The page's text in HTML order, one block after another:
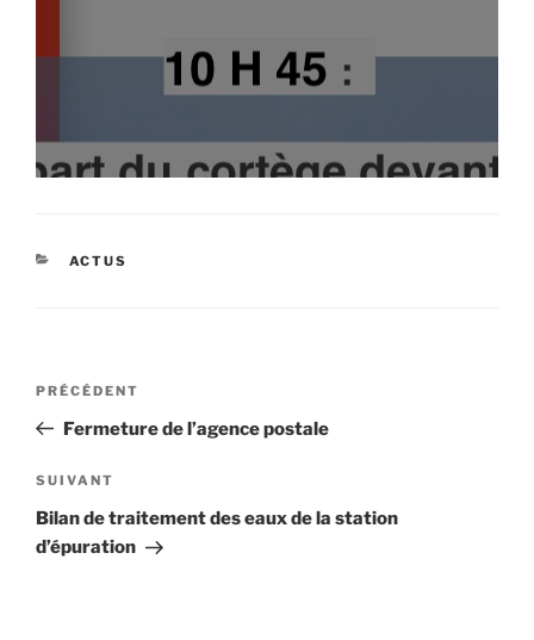
CATÉGORIES
ACTUS
Navigation
l’article
Article
précédent
PRÉCÉDENT
Fermeture de l’agence postale
Article
suivant
SUIVANT
Bilan de traitement des eaux de la station
d’épuration